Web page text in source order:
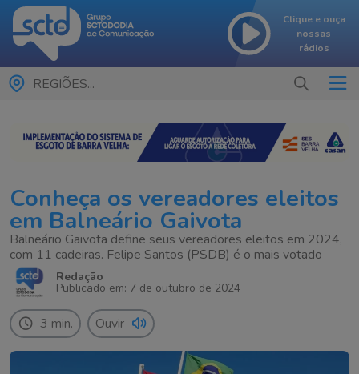
Clique e ouça
nossas
rádios
REGIÕES...
Conheça os vereadores eleitos
em Balneário Gaivota
Balneário Gaivota define seus vereadores eleitos em 2024,
com 11 cadeiras. Felipe Santos (PSDB) é o mais votado
Redação
Publicado em: 7 de outubro de 2024
3 min. Ouvir